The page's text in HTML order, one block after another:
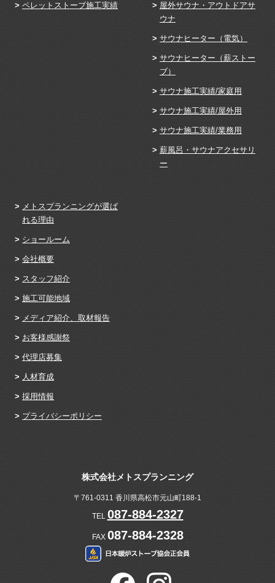
ペレットストーブ施工実績
屋外サウナ・アウトドアサ
ウナ
サウナヒーター（電気）
サウナヒーター（薪ストー
ブ）
サウナ施工実績/家庭用
サウナ施工実績/屋外用
サウナ施工実績/業務用
薪風呂・サウナアクセサリ
ー
メトスプランニングが選ば
れる理由
ショールーム
会社概要
スタッフ紹介
施工可能地域
メディア紹介、取材報告
お客様感謝祭
代理店募集
人材育成
採用情報
プライバシーポリシー
株式会社メトスプランニング
〒761-0311 香川県高松市元山町188-1
TEL 087-884-2327
FAX 087-884-2328